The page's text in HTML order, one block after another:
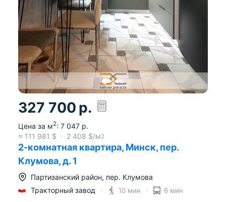
327 700 р.
Цена за м2: 7 047 р.
≈ 111 981 $ 2 408 $/м2
2-комнатная квартира, Минск, пер.
Клумова, д. 1
Партизанский район, пер. Клумова
Тракторный завод
10 мин 6 мин